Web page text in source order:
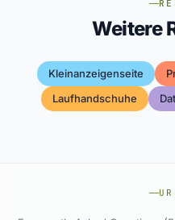
Weitere
Kleinanzeigenseite
Laufhandschuhe